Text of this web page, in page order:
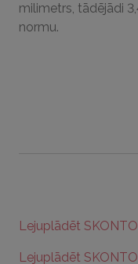
milimetrs, tādējādi
normu.
Lejuplādēt
Lejuplādēt